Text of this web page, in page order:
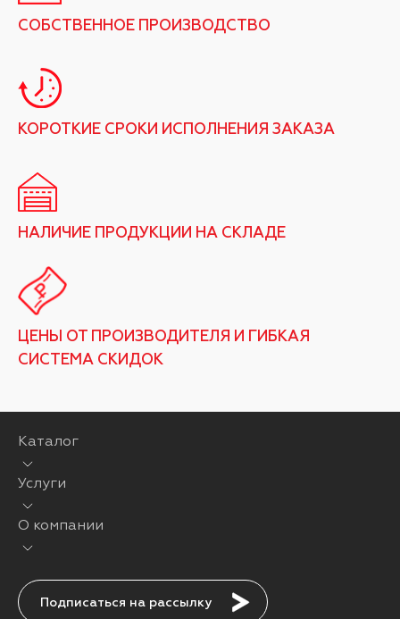
СОБСТВЕННОЕ ПРОИЗВОДСТВО
КОРОТКИЕ СРОКИ ИСПОЛНЕНИЯ ЗАКАЗА
НАЛИЧИЕ ПРОДУКЦИИ НА СКЛАДЕ
ЦЕНЫ ОТ ПРОИЗВОДИТЕЛЯ И ГИБКАЯ
СИСТЕМА СКИДОК
Каталог
Услуги
О компании
Подписаться